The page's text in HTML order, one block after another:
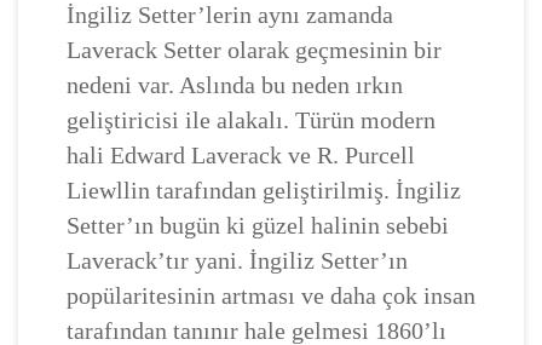
İngiliz Setter’lerin aynı zamanda
Laverack Setter olarak geçmesinin bir
nedeni var. Aslında bu neden ırkın
geliştiricisi ile alakalı. Türün modern
hali Edward Laverack ve R. Purcell
Liewllin tarafından geliştirilmiş. İngiliz
Setter’ın bugün ki güzel halinin sebebi
Laverack’tır yani. İngiliz Setter’ın
popülaritesinin artması ve daha çok insan
tarafından tanınır hale gelmesi 1860’lı